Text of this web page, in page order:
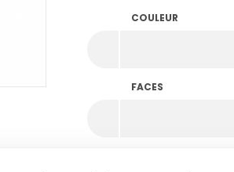
COULEUR
FACES